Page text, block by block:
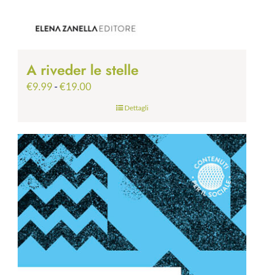
A riveder le stelle
€9.99-€19.00Fascia
€9.99
a
€19.00
Dettagli